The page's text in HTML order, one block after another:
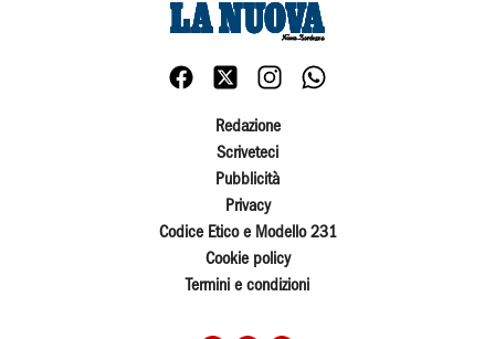
Redazione
Scriveteci
Pubblicità
Privacy
Codice Etico e Modello 231
Cookie policy
Termini e condizioni